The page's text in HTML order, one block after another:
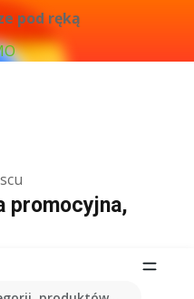
pod ręką
promocyjna,